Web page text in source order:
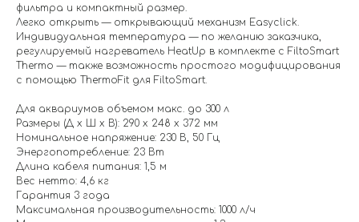
фильтра и компактный размер.
Легко открыть — открывающий механизм Easyclick.
Индивидуальная температура — по желанию заказчика,
регулируемый нагреватель HeatUp в комплекте с FiltoSmart
Thermo — также возможность простого модифицирования
с помощью ThermoFit для FiltoSmart.
Для аквариумов объемом макс. до 300 л
Размеры (Д х Ш х В): 290 х 248 х 372 мм
Номинальное напряжение: 230 В, 50 Гц
Энергопотребление: 23 Вт
Длина кабеля питания: 1,5 м
Вес нетто: 4,6 кг
Гарантия 3 года
Максимальная производительность: 1000 л/ч